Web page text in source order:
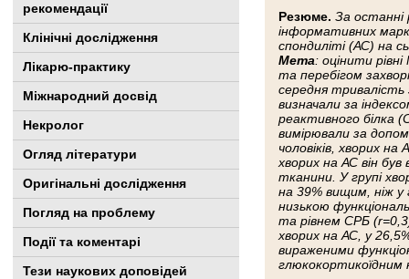
рекомендації
Клінічні дослідження
Лікарю-практику
Міжнародний досвід
Некролог
Огляд літератури
Оригінальні дослідження
Погляд на проблему
Події та коментарі
Тези наукових доповідей
Резюме. За останні
інформативних
спондиліті (АС) на
Мета: оцінити
та перебігом
середня
визначали за
реактивного білка
вимірювали за
чоловіків, хворих
хворих на АС він
тканини. У групі
на 39% вищим, ніж у
низькою
та рівнем СРБ
хворих на АС, у
вираженими
глюкокортикоїдним